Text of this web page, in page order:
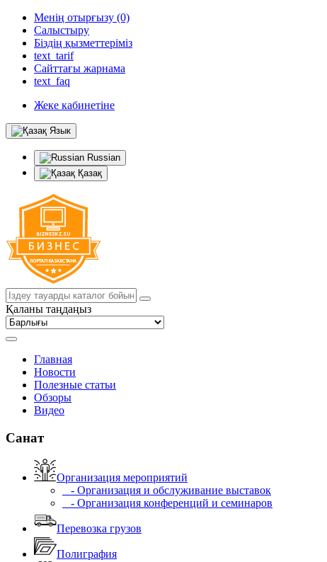
Менің отырғызу (0)
Салыстыру
Біздің қызметтеріміз
text_tarif
Сайттағы жарнама
text_faq
Жеке кабинетіне
Язык
Russian
Қазақ
Қаланы таңдаңыз
Главная
Новости
Полезные статьи
Обзоры
Видео
Санат
Организация мероприятий
- Организация и обслуживание выставок
- Организация конференций и семинаров
Перевозка грузов
Полиграфия